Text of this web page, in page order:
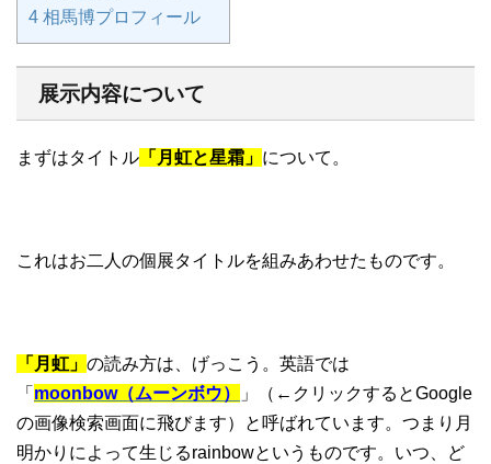
4 相馬博プロフィール
展示内容について
まずはタイトル 「月虹と星霜」 について。
これはお二人の個展タイトルを組みあわせたものです。
「月虹」 の読み方は、げっこう。英語では
「 moonbow（ムーンボウ）
」（←クリックするとGoogle
の画像検索画面に飛びます）と呼ばれています。つまり月
明かりによって生じるrainbowというものです。いつ、ど